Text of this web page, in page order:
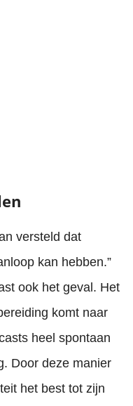
versteld dat
kan hebben.”
ook het geval. Het
komt naar
heel spontaan
Door deze manier
het best tot zijn